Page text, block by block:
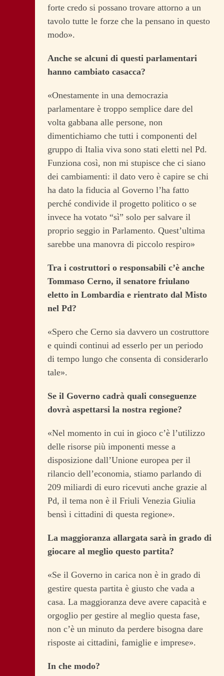
forte credo si possano trovare attorno a un
tavolo tutte le forze che la pensano in questo
modo».
Anche se alcuni di questi parlamentari
hanno cambiato casacca?
«Onestamente in una democrazia
parlamentare è troppo semplice dare del
volta gabbana alle persone, non
dimentichiamo che tutti i componenti del
gruppo di Italia viva sono stati eletti nel Pd.
Funziona così, non mi stupisce che ci siano
dei cambiamenti: il dato vero è capire se chi
ha dato la fiducia al Governo l’ha fatto
perché condivide il progetto politico o se
invece ha votato “sì” solo per salvare il
proprio seggio in Parlamento. Quest’ultima
sarebbe una manovra di piccolo respiro»
Tra i costruttori o responsabili c’è anche
Tommaso Cerno, il senatore friulano
eletto in Lombardia e rientrato dal Misto
nel Pd?
«Spero che Cerno sia davvero un costruttore
e quindi continui ad esserlo per un periodo
di tempo lungo che consenta di considerarlo
tale».
Se il Governo cadrà quali conseguenze
dovrà aspettarsi la nostra regione?
«Nel momento in cui in gioco c’è l’utilizzo
delle risorse più imponenti messe a
disposizione dall’Unione europea per il
rilancio dell’economia, stiamo parlando di
209 miliardi di euro ricevuti anche grazie al
Pd, il tema non è il Friuli Venezia Giulia
bensì i cittadini di questa regione».
La maggioranza allargata sarà in grado di
giocare al meglio questo partita?
«Se il Governo in carica non è in grado di
gestire questa partita è giusto che vada a
casa. La maggioranza deve avere capacità e
orgoglio per gestire al meglio questa fase,
non c’è un minuto da perdere bisogna dare
risposte ai cittadini, famiglie e imprese».
In che modo?